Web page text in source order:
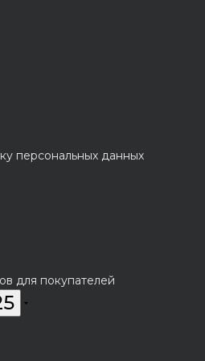
персональных данных
для покупателей